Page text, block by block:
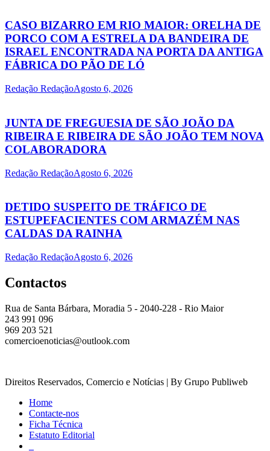
CASO BIZARRO EM RIO MAIOR: ORELHA DE
PORCO COM A ESTRELA DA BANDEIRA DE
ISRAEL ENCONTRADA NA PORTA DA ANTIGA
FÁBRICA DO PÃO DE LÓ
Redação RedaçãoAgosto 6, 2026
JUNTA DE FREGUESIA DE SÃO JOÃO DA
RIBEIRA E RIBEIRA DE SÃO JOÃO TEM NOVA
COLABORADORA
Redação RedaçãoAgosto 6, 2026
DETIDO SUSPEITO DE TRÁFICO DE
ESTUPEFACIENTES COM ARMAZÉM NAS
CALDAS DA RAINHA
Redação RedaçãoAgosto 6, 2026
Contactos
Rua de Santa Bárbara, Moradia 5 - 2040-228 - Rio Maior
243 991 096
969 203 521
comercioenoticias@outlook.com
Direitos Reservados, Comercio e Notícias | By Grupo Publiweb
Home
Contacte-nos
Ficha Técnica
Estatuto Editorial